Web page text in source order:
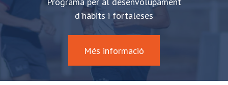
d'hàbits i fortaleses
Més informació